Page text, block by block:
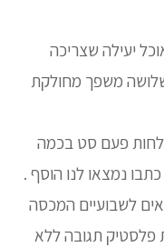
יעילה שצריכה
משפך מחולקת
פעם סט בכמה
נמצאו לנו הוסף .
לשבועיים המכסה
פלסטיק תגובה ללא